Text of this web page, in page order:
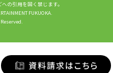
の引用を固く禁じます。
FUKUOKA.